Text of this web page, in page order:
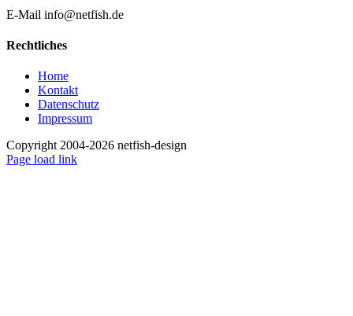
E-Mail info@netfish.de
Rechtliches
Home
Kontakt
Datenschutz
Impressum
Copyright 2004-2026 netfish-design
Facebook
Page load link